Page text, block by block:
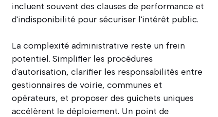
incluent souvent des clauses de performance et
d'indisponibilité pour sécuriser l'intérêt public.
La complexité administrative reste un frein
potentiel. Simplifier les procédures
d'autorisation, clarifier les responsabilités entre
gestionnaires de voirie, communes et
opérateurs, et proposer des guichets uniques
accélèrent le déploiement. Un point de